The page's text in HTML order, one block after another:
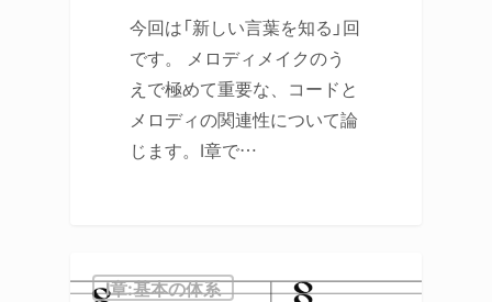
今回は「新しい言葉を知る」回
です。 メロディメイクのう
えで極めて重要な、コードと
メロディの関連性について論
じます。I章で…
Ⅰ章:基本の体系